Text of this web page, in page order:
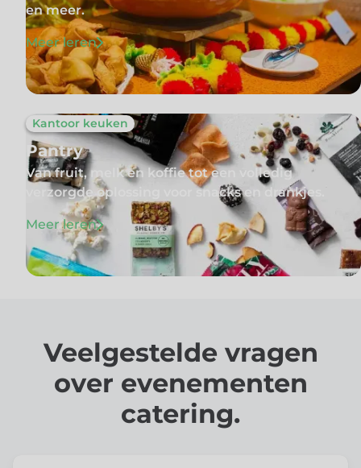
en meer.
Meer leren
Kantoor keuken
Pantry
Van fruit, melk en koffie tot een volledig
verzorgde oplossing voor snacks en drankjes.
Meer leren
Veelgestelde vragen
over evenementen
catering.